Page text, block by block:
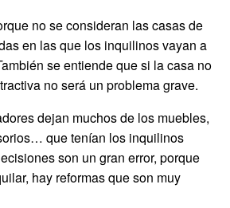
no se consideran las casas de
en las que los inquilinos vayan a
se entiende que si la casa no
no será un problema grave.
dejan muchos de los muebles,
que tenían los inquilinos
son un gran error, porque
hay reformas que son muy